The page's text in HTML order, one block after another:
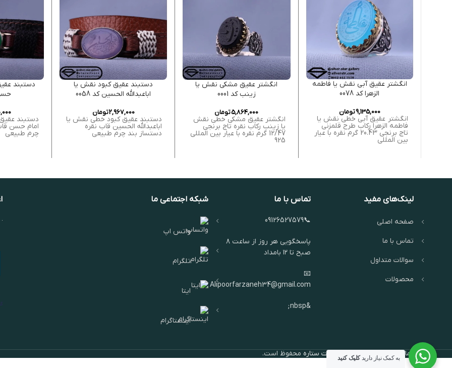
انگشتر عقیق آبی نقش یا فاطمه
الزهرا کد 0078
9,135,000تومان
انگشتر عقیق آبی خطی نقش یا
فاطمه الزهرا رکاب طرح قلمزنی
تاج برنجی 20.43 گرم نقره با عیار
بین المللی
انگشتر عقیق مشکی نقش یا
زینب کد 0001
5,864,000تومان
انگشتر عقیق مشکی خطی نقش
یا زینب رکاب نقره تاج برنجی
12/47 گرم نقره با عیار بین المللی
925
دستبند عقیق کبود نقش یا
اباعبدالله الحسین کد 0058
2,967,000تومان
دستبند عقیق کبود خطی نقش یا
اباعبدالله الحسین قاب نقره
دستساز بند چرم طبیعی
دستبند
حسن
دستبند
امام حسن
چرم طبیعی
لینک‌های مفید
صفحه اصلی
تماس با ما
سوالات متداول
محصولات
تماس با ما
📞09126527579
پاسخگویی هر روز از ساعت ۸
صبح تا ۱۲ بامداد
📧
Alipoorfarzaneh34@gmail.com
&nbsp;
شبکه اجتماعی ما
واتس اپ
تلگرام
ایتا
اینستاگرام
تمام حقوق برای گالری نقره جات ستاره محفوظ است. به کمک نیاز داریدکلیک کنید